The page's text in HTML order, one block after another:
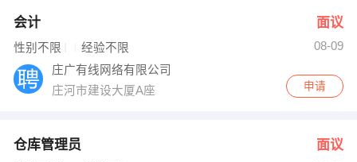
跟单
其他职位
会计 面议
性别不限 经验不限
08-09
庄广有线网络有限公司
庄河市建设大厦A座
申请
仓库管理员 面议